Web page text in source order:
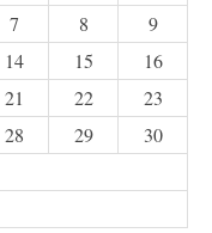
7 8
9
14 15
16
21 22
23
28 29
30